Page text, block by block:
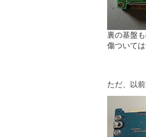
裏の基盤
傷ついて
ただ、以